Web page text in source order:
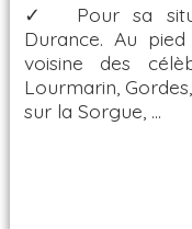
✓ Pour sa
Durance. Au
voisine des
Lourmarin,
sur la Sorgue, …